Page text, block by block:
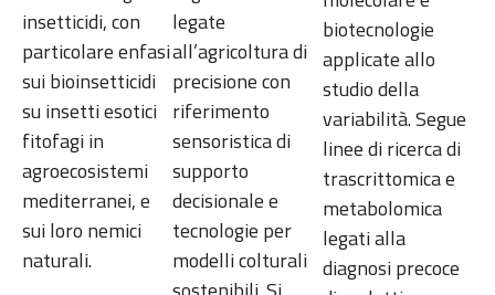
insetticidi, con
particolare enfasi
sui bioinsetticidi
su insetti esotici
fitofagi in
agroecosistemi
mediterranei, e
sui loro nemici
naturali.
legate
all’agricoltura di
precisione con
riferimento
sensoristica di
supporto
decisionale e
tecnologie per
modelli colturali
biotecnologie
applicate allo
studio della
variabilità. Segue
linee di ricerca di
trascrittomica e
metabolomica
legati alla
diagnosi precoce